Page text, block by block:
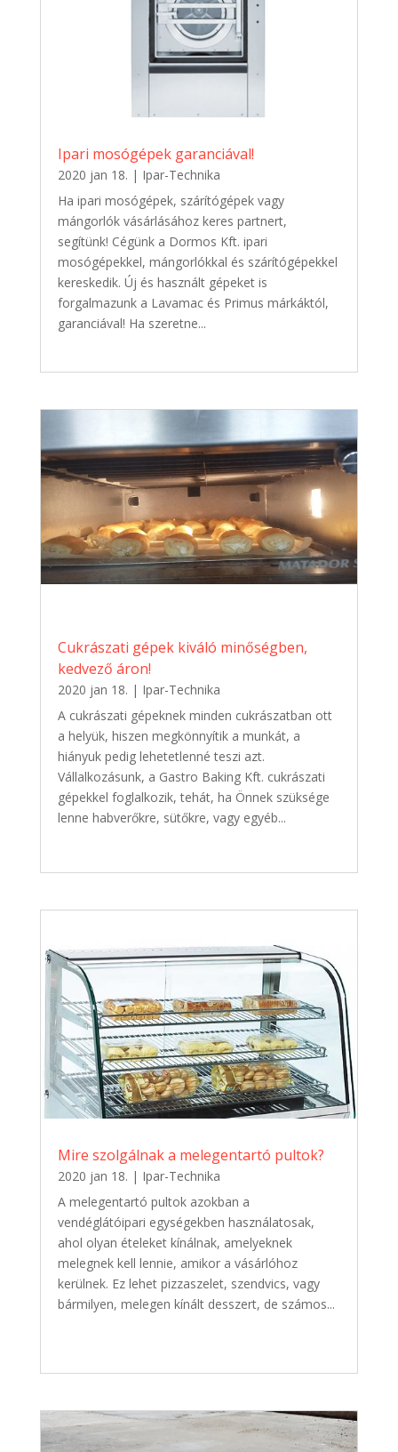
Ipari mosógépek garanciával!
2020 jan 18. | Ipar-Technika
Ha ipari mosógépek, szárítógépek vagy
mángorlók vásárlásához keres partnert,
segítünk! Cégünk a Dormos Kft. ipari
mosógépekkel, mángorlókkal és szárítógépekkel
kereskedik. Új és használt gépeket is
forgalmazunk a Lavamac és Primus márkáktól,
garanciával! Ha szeretne...
Cukrászati gépek kiváló minőségben,
kedvező áron!
2020 jan 18. | Ipar-Technika
A cukrászati gépeknek minden cukrászatban ott
a helyük, hiszen megkönnyítik a munkát, a
hiányuk pedig lehetetlenné teszi azt.
Vállalkozásunk, a Gastro Baking Kft. cukrászati
gépekkel foglalkozik, tehát, ha Önnek szüksége
lenne habverőkre, sütőkre, vagy egyéb...
Mire szolgálnak a melegentartó pultok?
2020 jan 18. | Ipar-Technika
A melegentartó pultok azokban a
vendéglátóipari egységekben használatosak,
ahol olyan ételeket kínálnak, amelyeknek
melegnek kell lennie, amikor a vásárlóhoz
kerülnek. Ez lehet pizzaszelet, szendvics, vagy
bármilyen, melegen kínált desszert, de számos...